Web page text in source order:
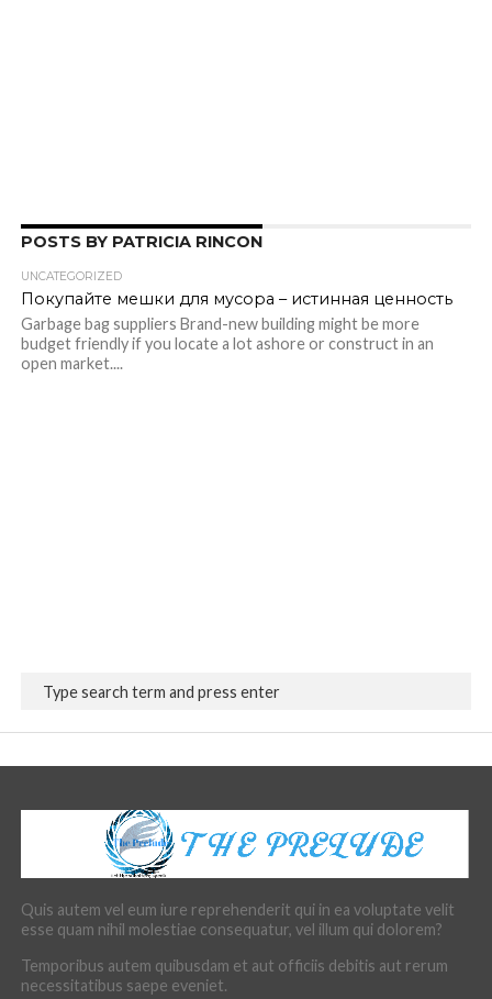
POSTS BY PATRICIA RINCON
UNCATEGORIZED
Покупайте мешки для мусора – истинная ценность
Garbage bag suppliers Brand-new building might be more
budget friendly if you locate a lot ashore or construct in an
open market....
Quis autem vel eum iure reprehenderit qui in ea voluptate velit
esse quam nihil molestiae consequatur, vel illum qui dolorem?
Temporibus autem quibusdam et aut officiis debitis aut rerum
necessitatibus saepe eveniet.